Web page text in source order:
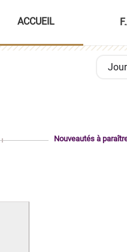
ACCUEIL
Nouveautés à